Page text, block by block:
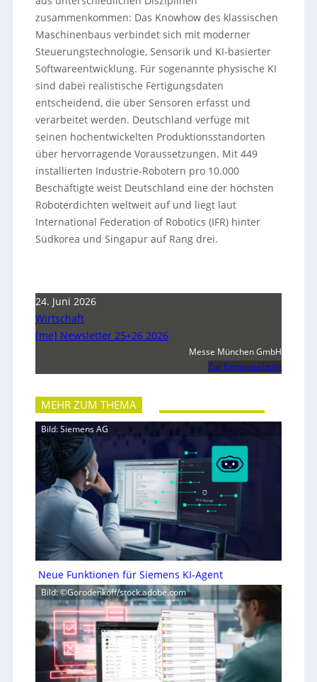
zusammenkommen: Das Knowhow des klassischen
Maschinenbaus verbindet sich mit moderner
Steuerungstechnologie, Sensorik und KI-basierter
Softwareentwicklung. Für sogenannte physische KI
sind dabei realistische Fertigungsdaten
entscheidend, die über Sensoren erfasst und
verarbeitet werden. Deutschland verfüge mit
seinen hochentwickelten Produktionsstandorten
über hervorragende Voraussetzungen. Mit 449
installierten Industrie-Robotern pro 10.000
Beschäftigte weist Deutschland eine der höchsten
Roboterdichten weltweit auf und liegt laut
International Federation of Robotics (IFR) hinter
Südkorea und Singapur auf Rang drei.
24. Juni 2026
Wirtschaft
[me] Newsletter 25+26 2026
Messe München GmbH
Zur Firmenwebsite
MEHR ZUM THEMA
Bild: Siemens AG
Neue Funktionen für Siemens KI-Agent
Bild: ©Gorodenkoff/stock.adobe.com